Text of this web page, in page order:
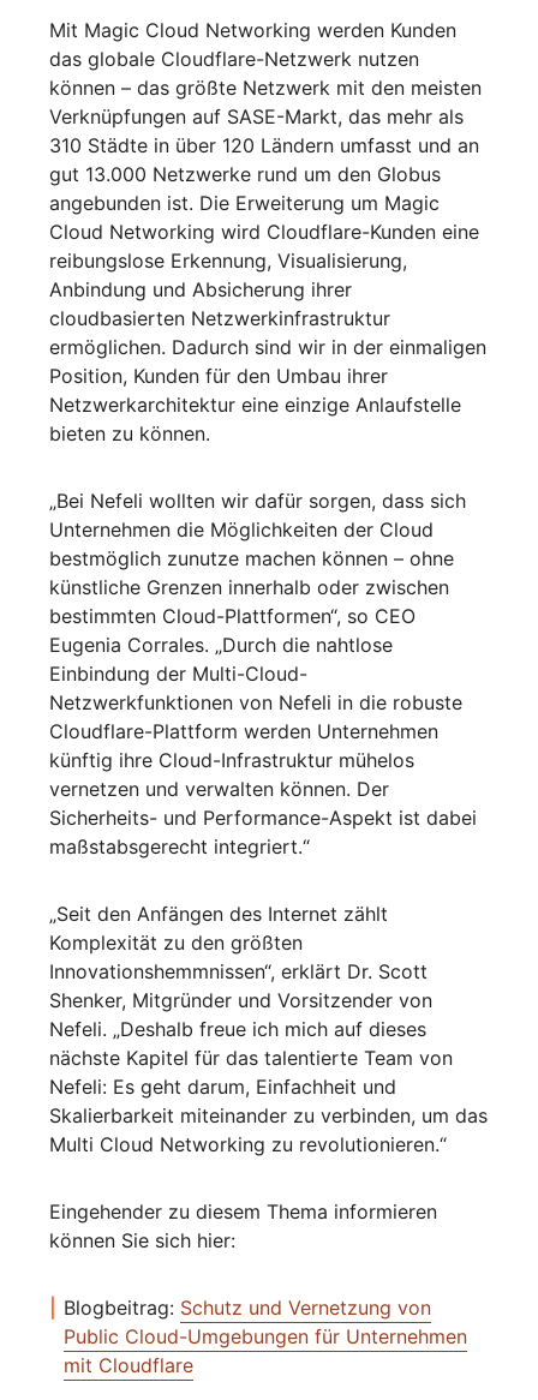
Mit Magic Cloud Networking werden Kunden
das globale Cloudflare-Netzwerk nutzen
können – das größte Netzwerk mit den meisten
Verknüpfungen auf SASE-Markt, das mehr als
310 Städte in über 120 Ländern umfasst und an
gut 13.000 Netzwerke rund um den Globus
angebunden ist. Die Erweiterung um Magic
Cloud Networking wird Cloudflare-Kunden eine
reibungslose Erkennung, Visualisierung,
Anbindung und Absicherung ihrer
cloudbasierten Netzwerkinfrastruktur
ermöglichen. Dadurch sind wir in der einmaligen
Position, Kunden für den Umbau ihrer
Netzwerkarchitektur eine einzige Anlaufstelle
bieten zu können.
„Bei Nefeli wollten wir dafür sorgen, dass sich
Unternehmen die Möglichkeiten der Cloud
bestmöglich zunutze machen können – ohne
künstliche Grenzen innerhalb oder zwischen
bestimmten Cloud-Plattformen“, so CEO
Eugenia Corrales. „Durch die nahtlose
Einbindung der Multi-Cloud-
Netzwerkfunktionen von Nefeli in die robuste
Cloudflare-Plattform werden Unternehmen
künftig ihre Cloud-Infrastruktur mühelos
vernetzen und verwalten können. Der
Sicherheits- und Performance-Aspekt ist dabei
maßstabsgerecht integriert.“
„Seit den Anfängen des Internet zählt
Komplexität zu den größten
Innovationshemmnissen“, erklärt Dr. Scott
Shenker, Mitgründer und Vorsitzender von
Nefeli. „Deshalb freue ich mich auf dieses
nächste Kapitel für das talentierte Team von
Nefeli: Es geht darum, Einfachheit und
Skalierbarkeit miteinander zu verbinden, um das
Multi Cloud Networking zu revolutionieren.“
Eingehender zu diesem Thema informieren
können Sie sich hier:
Blogbeitrag: Schutz und Vernetzung von
Public Cloud-Umgebungen für Unternehmen
mit Cloudflare